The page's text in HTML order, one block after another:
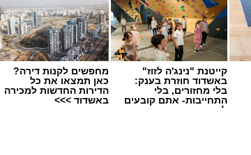
תושבי העיר והסביבה לחגוג את אירוע המדרחוב האחרון
מהשעה 19:00 בשדרות רוגוזין.
קייטנת "נינג'ה לזוז"
באשדוד חוזרת בענק:
בלי מחזורים, בלי
התחייבות- אתם קובעים
לכמה ואיזה ימים
מחפשים לקנות דירה?
כאן תמצאו את כל
הדירות החדשות למכירה
באשדוד >>>